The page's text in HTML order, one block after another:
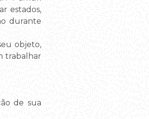
estados,
durante
objeto,
trabalhar
de sua